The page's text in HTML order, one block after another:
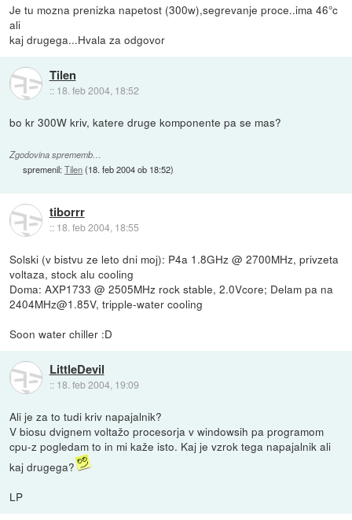
Je tu mozna prenizka napetost (300w),segrevanje proce..ima 46°c
ali
kaj drugega...Hvala za odgovor
Tilen
:: 18. feb 2004, 18:52
bo kr 300W kriv, katere druge komponente pa se mas?
Zgodovina sprememb…
spremenil:Tilen(18. feb 2004 ob 18:52)
tiborrr
:: 18. feb 2004, 18:55
Solski (v bistvu ze leto dni moj): P4a 1.8GHz @ 2700MHz, privzeta
voltaza, stock alu cooling
Doma: AXP1733 @ 2505MHz rock stable, 2.0Vcore; Delam pa na
2404MHz@1.85V, tripple-water cooling
Soon water chiller :D
LittleDevil
:: 18. feb 2004, 19:09
Ali je za to tudi kriv napajalnik?
V biosu dvignem voltažo procesorja v windowsih pa programom
cpu-z pogledam to in mi kaže isto. Kaj je vzrok tega napajalnik ali
kaj drugega?
LP